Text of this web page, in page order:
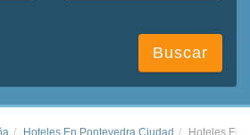
Buscar
Hoteles En Pontevedra Ciudad Hoteles En